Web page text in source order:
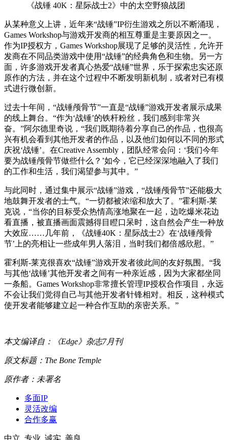
《战锤 40K：星际战士2》中的太空野狼战团
从某种意义上讲，近年来“战锤”IP衍生游戏之所以不断涌现，
Games Workshop与游戏开发商的相互尊重是主要原因之一。
作为IP授权方，Games Workshop展现了足够的灵活性，允许开
发商在不同品类游戏中使用“战锤”的经典角色和生物。另一方
面，许多游戏开发者真心热爱“战锤”世界，乐于探索忠实还原
原作的方法，并在这个过程中不断发明新机制，或者对已有模
式进行微创新。
过去十年间，“战锤颅骨节”一直是“战锤”游戏开发者展示成果
的线上舞台。“作为‘战锤’的铁杆粉丝，我们感到非常兴
奋。”阿尔德里奇说，“我们既期待着分享自己的作品，也很高
兴有机会看到其他开发者的作品，以及他们如何以不同的形式
庆祝‘战锤’。在Creative Assembly，团队经常会问：‘我们今年
要为战锤颅骨节做些什么？’如今，它已经深深地融入了我们
的工作和生活，我们渴望参与其中。”
与此同时，通过集中展示“战锤”游戏，“战锤颅骨节”还能极大
地鼓舞开发者的士气。“一切都被浓缩和放大了。”霍利斯-莱
克说，“当你的目标受众热情高涨地聚在一起，边吃爆米花边
看直播，被直播画面震撼得目瞪口呆时，这自然会产生一种放
大效应……几年前，《战锤40K：星际战士2》在‘战锤颅骨
节’上的亮相让一些成年男人落泪，当时我们都倍感欣慰。”
霍利斯-莱克很喜欢“战锤”游戏开发者彼此间的友好氛围。“我
与其他‘战锤’其他开发者之间有一种亲近感，因为大家都坐同
一条船。Games Workshop非常擅长管理IP授权合作项目，永远
不会让我们觉得自己与其他开发者针锋相对。相反，这种模式
使开发者能够建立起一种合作互助的亲密关系。”
本文编译自：《Edge》杂志7月刊
原文标题：The Bone Temple
原作者：未署名
多面IP
灵活改编
合作多赢
中立 专业 诚实 善良